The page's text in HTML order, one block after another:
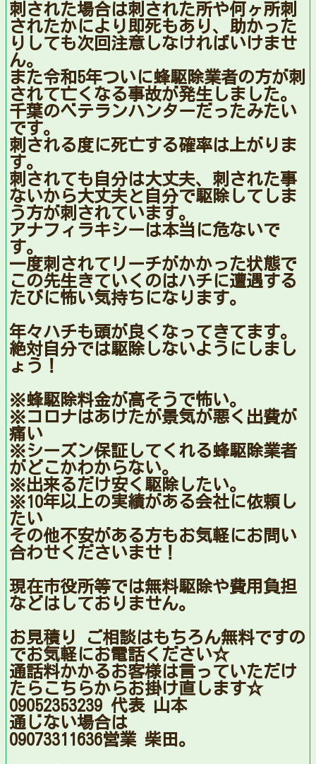
刺された場合は刺された所や何ヶ所刺
されたかにより即死もあり、助かった
りしても次回注意しなければいけませ
ん。
また令和5年ついに蜂駆除業者の方が刺
されて亡くなる事故が発生しました。
千葉のベテランハンターだったみたい
です。
刺される度に死亡する確率は上がりま
す。
刺されても自分は大丈夫、刺された事
ないから大丈夫と自分で駆除してしま
う方が刺されています。
アナフィラキシーは本当に危ないで
す。
一度刺されてリーチがかかった状態で
この先生きていくのはハチに遭遇する
たびに怖い気持ちになります。
年々ハチも頭が良くなってきてます。
絶対自分では駆除しないようにしまし
ょう！
※蜂駆除料金が高そうで怖い。
※コロナはあけたが景気が悪く出費が
痛い
※シーズン保証してくれる蜂駆除業者
がどこかわからない。
※出来るだけ安く駆除したい。
※10年以上の実績がある会社に依頼し
たい
その他不安がある方もお気軽にお問い
合わせくださいませ！
現在市役所等では無料駆除や費用負担
などはしておりません。
お見積り ご相談はもちろん無料ですの
でお気軽にお電話ください☆
通話料かかるお客様は言っていただけ
たらこちらからお掛け直します☆
09052353239 代表 山本
通じない場合は
09073311636営業 柴田。